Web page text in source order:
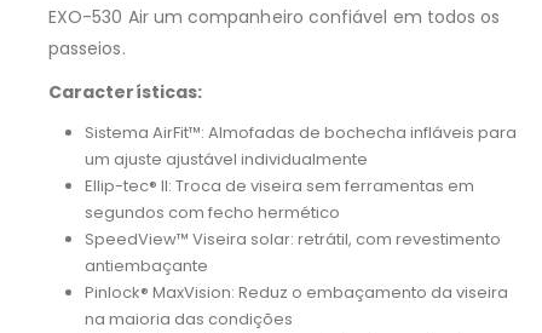
EXO-530 Air um companheiro confiável em todos os
passeios.
Características:
Sistema AirFit™: Almofadas de bochecha infláveis para
um ajuste ajustável individualmente
Ellip-tec® II: Troca de viseira sem ferramentas em
segundos com fecho hermético
SpeedView™ Viseira solar: retrátil, com revestimento
antiembaçante
Pinlock® MaxVision: Reduz o embaçamento da viseira
na maioria das condições